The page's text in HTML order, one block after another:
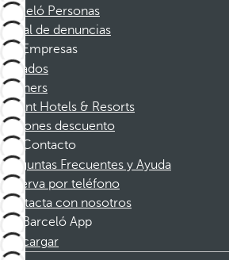
Barceló Personas
Canal de denuncias
Empresas
Afiliados
Partners
Dorint Hotels & Resorts
Cupones descuento
Contacto
Preguntas Frecuentes y Ayuda
Reserva por teléfono
Contacta con nosotros
Barceló App
Descargar